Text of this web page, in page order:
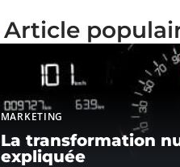
Article
MARKETING
La transformation
expliquée